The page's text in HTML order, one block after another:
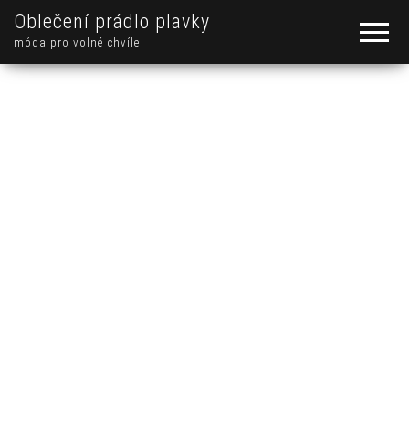
Oblečení prádlo plavky
móda pro volné chvíle